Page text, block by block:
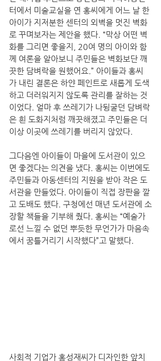
터에서 미술교실을 연 홍씨에게 어느 날 한
아이가 지저분한 센터의 외벽을 멋진 벽화
로 꾸며보자는 제안을 했다. “막상 어떤 벽
화를 그리면 좋을지, 20여 명의 아이와 함
께 여론을 알아보니 주민들은 벽화보단 깨
끗한 담벼락을 원했어요.” 아이들과 홍씨
가 내린 결론은 하얀 페인트로 새롭게 도색
하고 더러워지지 않도록 관리를 잘하는 것
이었다. 얼마 후 쓰레기가 나뒹굴던 담벼락
은 흰 도화지처럼 깨끗해졌고 주민들은 더
이상 이곳에 쓰레기를 버리지 않았다.
그다음엔 아이들이 마을에 도서관이 있으
면 좋겠다는 의견을 냈다. 홍씨는 이번에도
주민들과 아동센터의 지원을 받아 작은 도
서관을 만들었다. 아이들이 직접 장판을 깔
고 도배도 했다. 구청에선 매년 도서관에 소
장할 책들을 기부해 줬다. 홍씨는 “예술가
로선 느낄 수 없던 뿌듯한 무언가가 마음속
에서 꿈틀거리기 시작했다”고 말했다.
사회적 기업가 홍성재씨가 디자인한 앞치